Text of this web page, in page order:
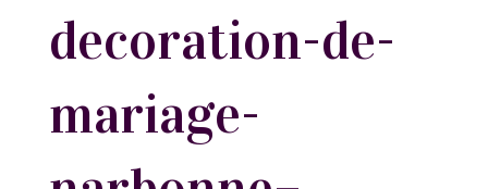
decoration-de-
mariage-